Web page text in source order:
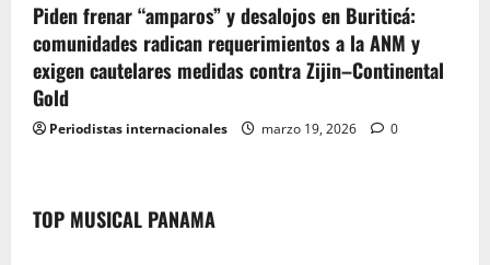
Piden frenar “amparos” y desalojos en Buriticá:
comunidades radican requerimientos a la ANM y
exigen cautelares medidas contra Zijin–Continental
Gold
Periodistas internacionales marzo 19, 2026 0
TOP MUSICAL PANAMA